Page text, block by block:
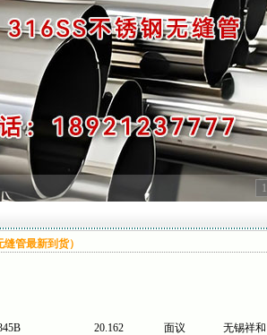
1
管最新到货）
20.162 面议
无锡祥和